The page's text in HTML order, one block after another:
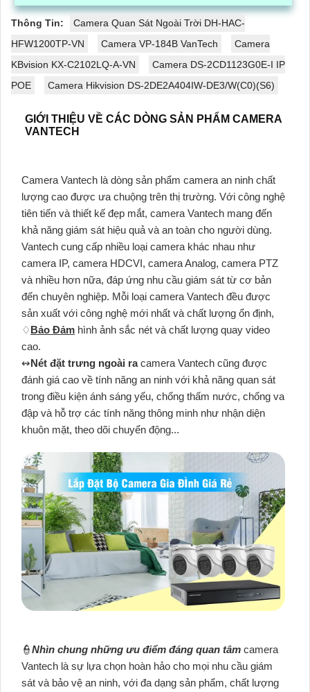
cao
Thông Tin:
Camera Quan Sát Ngoài Trời DH-HAC-
HFW1200TP-VN
Camera VP-184B VanTech
Camera
KBvision KX-C2102LQ-A-VN
Camera DS-2CD1123G0E-I IP
POE
Camera Hikvision DS-2DE2A404IW-DE3/W(C0)(S6)
GIỚI THIỆU VỀ CÁC DÒNG SẢN PHẨM CAMERA
VANTECH
Camera Vantech là dòng sản phẩm camera an ninh chất
lượng cao được ưa chuộng trên thị trường. Với công nghệ
tiên tiến và thiết kế đẹp mắt, camera Vantech mang đến
khả năng giám sát hiệu quả và an toàn cho người dùng.
Vantech cung cấp nhiều loại camera khác nhau như
camera IP, camera HDCVI, camera Analog, camera PTZ
và nhiều hơn nữa, đáp ứng nhu cầu giám sát từ cơ bản
đến chuyên nghiệp. Mỗi loại camera Vantech đều được
sản xuất với công nghệ mới nhất và chất lượng ổn định,
♢Bảo Đảm hình ảnh sắc nét và chất lượng quay video
cao.
↭Nét đặt trưng ngoài racamera Vantech cũng được
đánh giá cao về tính năng an ninh với khả năng quan sát
trong điều kiện ánh sáng yếu, chống thấm nước, chống va
đập và hỗ trợ các tính năng thông minh như nhận diện
khuôn mặt, theo dõi chuyển động...
👮Nhìn chung những ưu điểm đáng quan tâm camera
Vantech là sự lựa chọn hoàn hảo cho mọi nhu cầu giám
sát và bảo vệ an ninh, với đa dạng sản phẩm, chất lượng